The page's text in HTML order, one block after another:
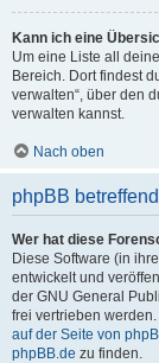
Kann ich eine
Um eine Liste all
Bereich. Dort findest
verwalten“, über den
verwalten kannst.
Nach oben
phpBB
Wer hat diese
Diese Software (in
entwickelt und
der GNU General
frei vertrieben
auf der Seite von
phpBB.de zu finden.